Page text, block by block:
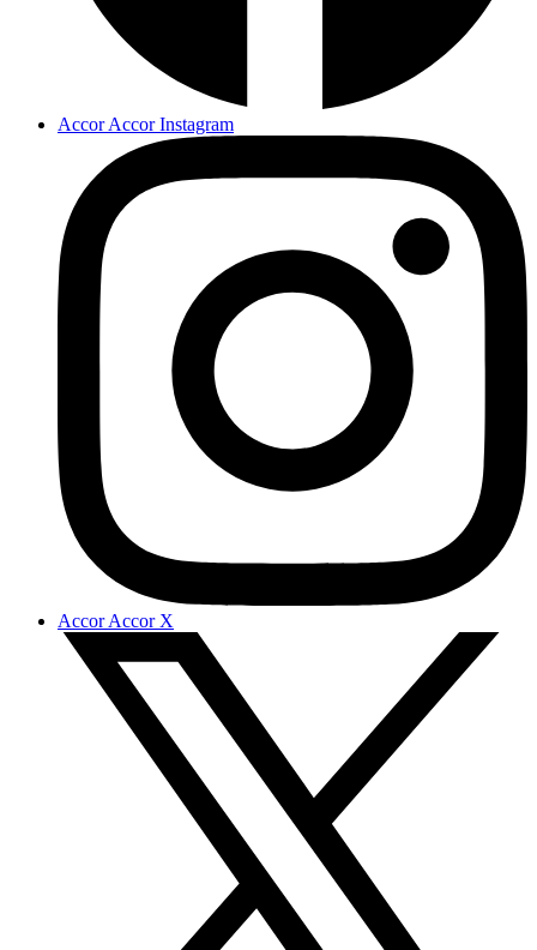
Accor Accor Instagram
Accor Accor X